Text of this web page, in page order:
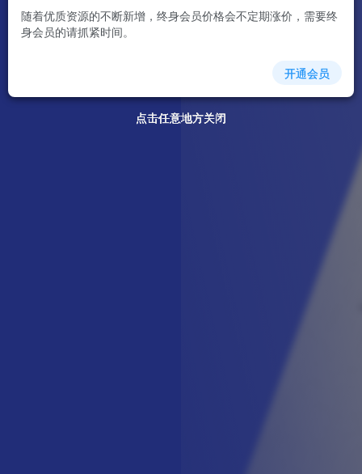
点击任意地方关闭
点击任意地方关闭
点击任意地方关闭
点击任意地方关闭
随着优质资源的不断新增，终身会员价格会不定期涨价，需要终
身会员的请抓紧时间。
开通会员